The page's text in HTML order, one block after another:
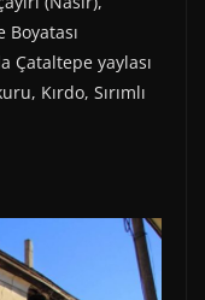
Boyatası
Çataltepe yaylası
Kırdo, Sırımlı